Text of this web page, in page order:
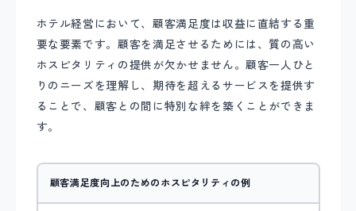
ホテル経営において、顧客満足度は収益に直結する重
要な要素です。顧客を満足させるためには、質の高い
ホスピタリティの提供が欠かせません。顧客一人ひと
りのニーズを理解し、期待を超えるサービスを提供す
ることで、顧客との間に特別な絆を築くことができま
す。
顧客満足度向上のためのホスピタリティの例